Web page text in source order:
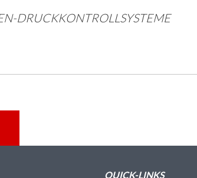
DRUCKKONTROLLSYSTEME
QUICK-LINKS